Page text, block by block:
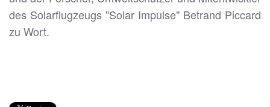
des Solarflugzeugs "Solar Impulse" Betrand Piccard
zu Wort.